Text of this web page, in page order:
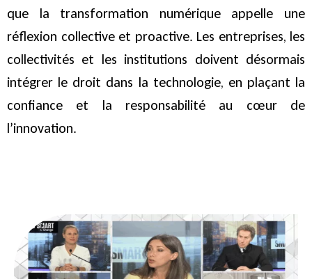
que la transformation numérique appelle une
réflexion collective et proactive. Les entreprises, les
collectivités et les institutions doivent désormais
intégrer le droit dans la technologie, en plaçant la
confiance et la responsabilité au cœur de
l’innovation.